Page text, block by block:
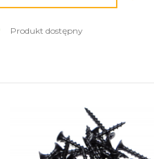
Produkt dostępny